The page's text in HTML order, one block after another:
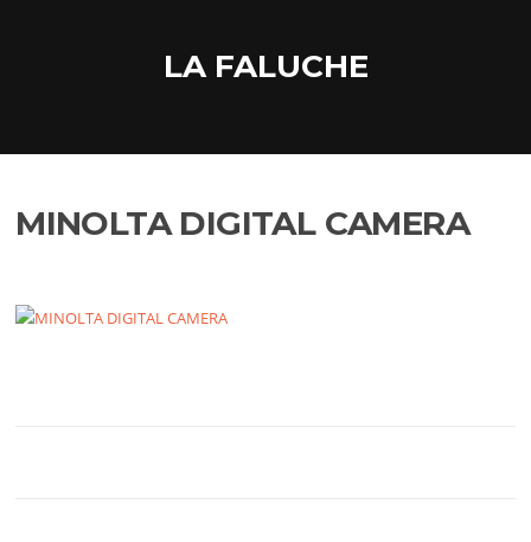
LA FALUCHE
MINOLTA DIGITAL CAMERA